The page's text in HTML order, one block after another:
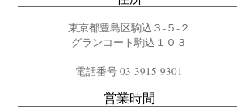
東京都豊島区駒込３-５-２
グランコート駒込１０３
電話番号 03-3915-9301
営業時間